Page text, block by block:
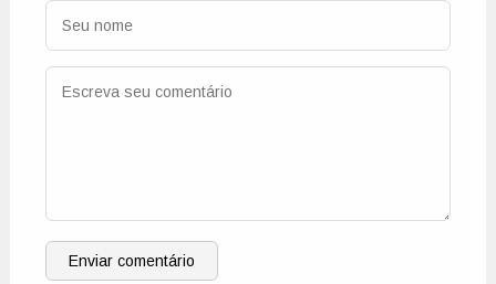
Enviar comentário